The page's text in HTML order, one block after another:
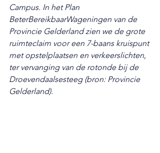
Campus. In het Plan
BeterBereikbaarWageningen van de
Provincie Gelderland zien we de grote
ruimteclaim voor een 7-baans kruispunt
met opstelplaatsen en verkeerslichten,
ter vervanging van de rotonde bij de
Droevendaalsesteeg (bron: Provincie
Gelderland).